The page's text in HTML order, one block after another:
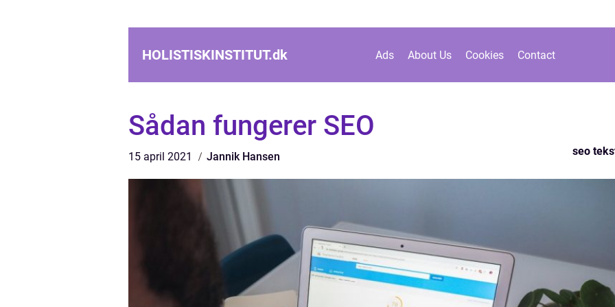
HOLISTISKINSTITUT.dk Ads About Us Cookies Contact
Sådan fungerer SEO
15 april 2021 Jannik Hansen seo